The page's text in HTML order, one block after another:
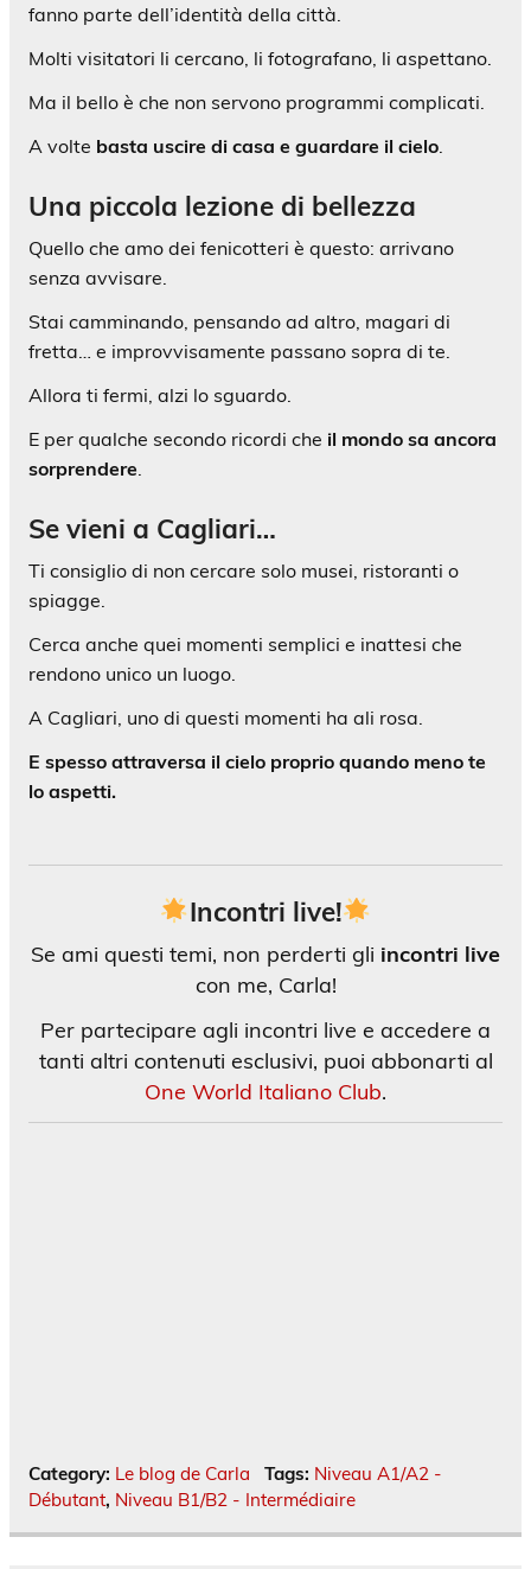
fanno parte dell’identità della città.
Molti visitatori li cercano, li fotografano, li aspettano.
Ma il bello è che non servono programmi complicati.
A volte basta uscire di casa e guardare il cielo.
Una piccola lezione di bellezza
Quello che amo dei fenicotteri è questo: arrivano
senza avvisare.
Stai camminando, pensando ad altro, magari di
fretta… e improvvisamente passano sopra di te.
Allora ti fermi, alzi lo sguardo.
E per qualche secondo ricordi che il mondo sa ancora
sorprendere
Se vieni a Cagliari…
Ti consiglio di non cercare solo musei, ristoranti o
spiagge.
Cerca anche quei momenti semplici e inattesi che
rendono unico un luogo.
A Cagliari, uno di questi momenti ha ali rosa.
E spesso attraversa il cielo proprio quando meno te
lo aspetti.
Incontri live!
Se ami questi temi, non perderti gli incontri live
con me, Carla!
Per partecipare agli incontri live e accedere a
tanti altri contenuti esclusivi, puoi abbonarti al
One World Italiano Club.
Category: Le blog de Carla Tags: Niveau A1/A2 -
Débutant, Niveau B1/B2 - Intermédiaire